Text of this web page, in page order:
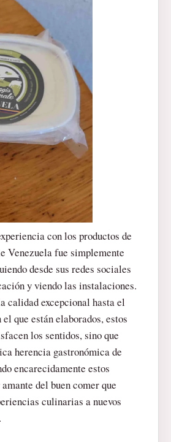
con los productos de
Venezuela fue simplemente
desde sus redes sociales
y viendo las instalaciones.
calidad excepcional hasta el
que están elaborados, estos
los sentidos, sino que
herencia gastronómica de
encarecidamente estos
del buen comer que
culinarias a nuevos